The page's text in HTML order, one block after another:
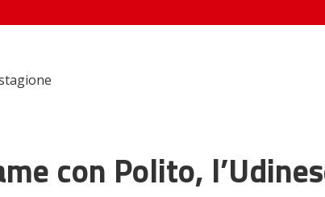
con Polito,